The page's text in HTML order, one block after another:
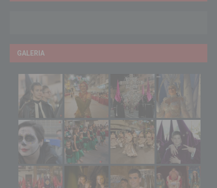
GALERIA